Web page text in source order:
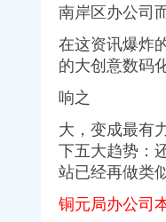
高8米院-北京爱问
-合肥公交查询
年1月4日）
能形成资源共享？_
4公里以内收费10元
】-重庆赶集网
体育--人民网
/租房】-上海赶集网
_重庆渝之旅国际旅行
南岸区办公司
在这资讯爆炸
的大创意数码
响之
大，变成最有
下五大趋势：
站已经再做类
铜元局办公司